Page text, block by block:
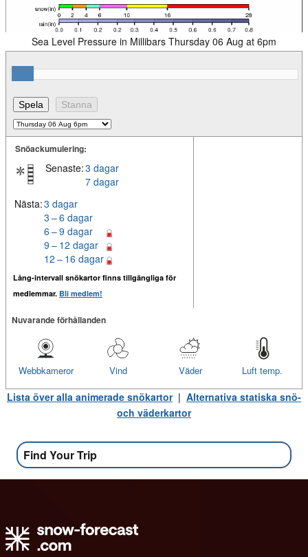
Sea Level Pressure in Millibars Thursday 06 Aug at 6pm
Snöackumulering:
Senaste:3 dagar
7 dagar
Nästa:3 dagar
3 – 6 dagar
6 – 9 dagar
9 – 12 dagar
12 – 16 dagar
Lång-intervall snökartor finns tillgängliga för
medlemmar. Bli medlem!
Nuvarande förhållanden
Luft temp.
Väder
Vind
Webbkameror
Lista över alla animerade snökartor| Alternativa statiska snö-
och väderkartor
Find Your Trip